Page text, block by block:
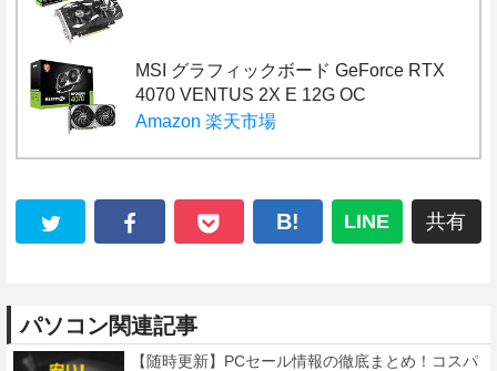
MSI グラフィックボード GeForce RTX
4070 VENTUS 2X E 12G OC
Amazon 楽天市場
B! LINE 共有
パソコン関連記事
【随時更新】PCセール情報の徹底まとめ！コスパ